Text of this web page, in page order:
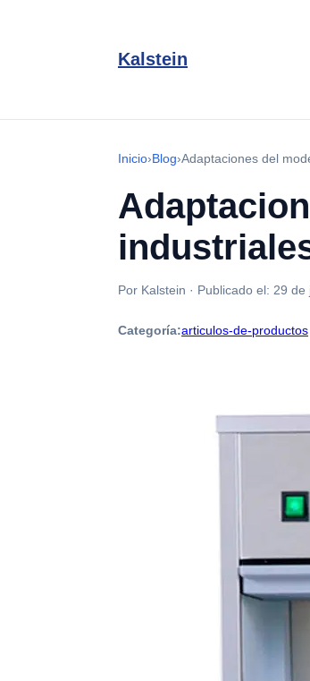
Kalstein
Inicio›Blog›Adaptaciones del
Por Kalstein · Publicado el: 29 de
Categoría:articulos-de-productos